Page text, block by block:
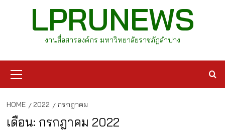
LPRUNEWS
งานสื่อสารองค์กร มหาวิทยาลัยราชภัฏลำปาง
Menu
HOME 2022 กรกฎาคม
เดือน: กรกฎาคม 2022